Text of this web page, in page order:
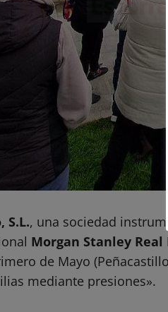
S.L., una sociedad
Morgan Stanley
de Mayo
mediante presiones».